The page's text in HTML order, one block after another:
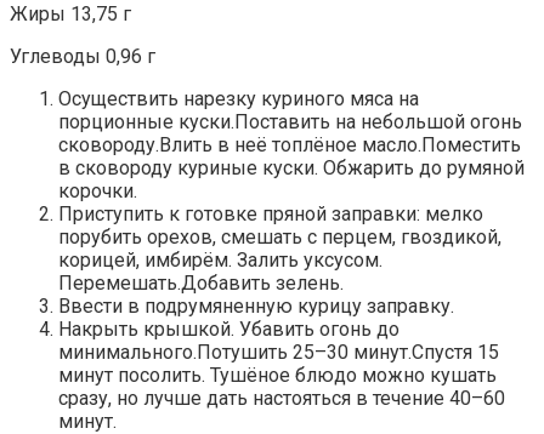
Жиры 13,75 г
Углеводы 0,96 г
Осуществить нарезку куриного мяса на
порционные куски.Поставить на небольшой огонь
сковороду.Влить в неё топлёное масло.Поместить
в сковороду куриные куски. Обжарить до румяной
корочки.
Приступить к готовке пряной заправки: мелко
порубить орехов, смешать с перцем, гвоздикой,
корицей, имбирём. Залить уксусом.
Перемешать.Добавить зелень.
Ввести в подрумяненную курицу заправку.
Накрыть крышкой. Убавить огонь до
минимального.Потушить 25–30 минут.Спустя 15
минут посолить. Тушёное блюдо можно кушать
сразу, но лучше дать настояться в течение 40–60
минут.